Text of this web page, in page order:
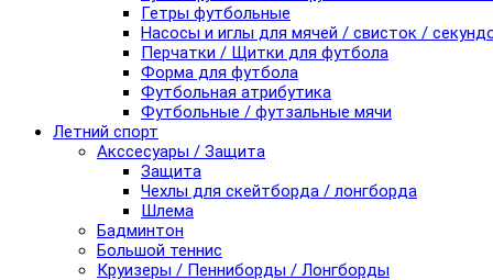
Гетры футбольные
Насосы и иглы для мячей / свисток /
Перчатки / Щитки для футбола
Форма для футбола
Футбольная атрибутика
Футбольные / футзальные мячи
Летний спорт
Акссесуары / Защита
Защита
Чехлы для скейтборда / лонгборда
Шлема
Бадминтон
Большой теннис
Круизеры / Пенниборды / Лонгборды